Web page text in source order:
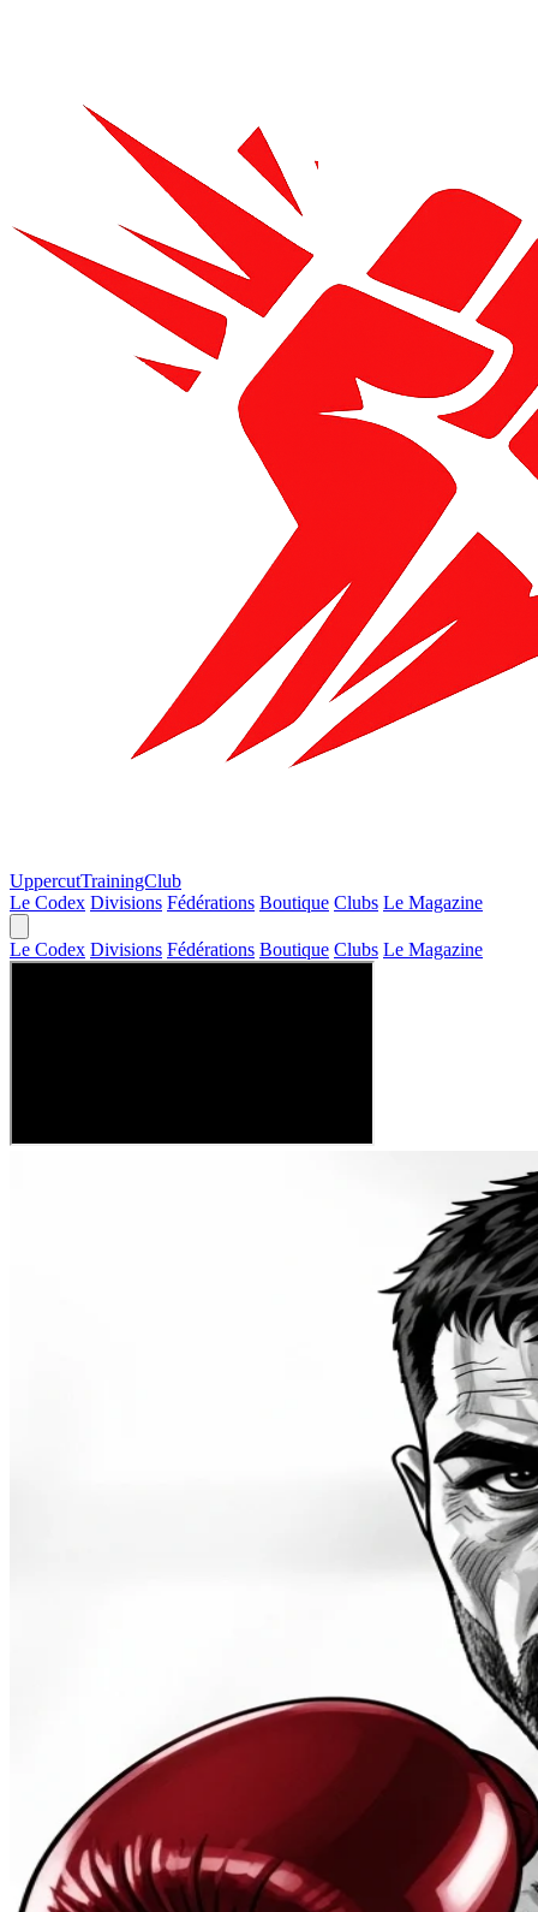
UppercutTrainingClub
Le Codex Divisions Fédérations Boutique Clubs Le Magazine
Le Codex Divisions Fédérations Boutique Clubs Le Magazine